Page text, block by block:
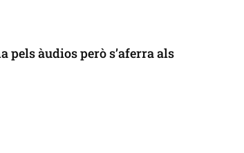
pels àudios però s’aferra als